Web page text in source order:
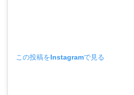
この投稿をInstagramで見る